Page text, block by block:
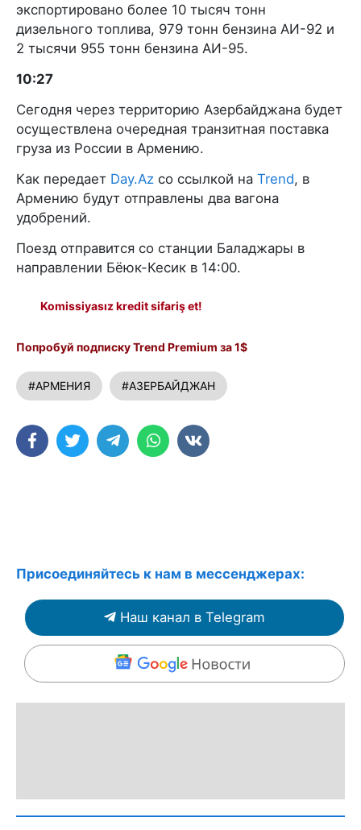
экспортировано более 10 тысяч тонн
дизельного топлива, 979 тонн бензина АИ-92 и
2 тысячи 955 тонн бензина АИ-95.
10:27
Сегодня через территорию Азербайджана будет
осуществлена очередная транзитная поставка
груза из России в Армению.
Как передает Day.Az со ссылкой на Trend, в
Армению будут отправлены два вагона
удобрений.
Поезд отправится со станции Баладжары в
направлении Бёюк-Кесик в 14:00.
Komissiyasız kredit sifariş et!
Попробуй подписку Trend Premium за 1$
#АРМЕНИЯ #АЗЕРБАЙДЖАН
Присоединяйтесь к нам в мессенджерах:
Наш канал в Telegram